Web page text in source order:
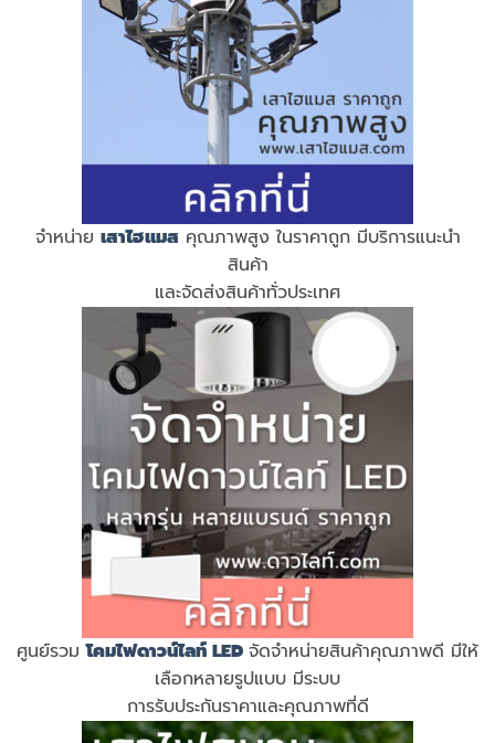
จำหน่าย เสาไฮแมสคุณภาพสูง ในราคาถูก มีบริการแนะนำ
สินค้า
และจัดส่งสินค้าทั่วประเทศ
ศูนย์รวมโคมไฟดาวน์ไลท์ LED จัดจำหน่ายสินค้าคุณภาพดี มีให้
เลือกหลายรูปแบบ มีระบบ
การรับประกันราคาและคุณภาพที่ดี